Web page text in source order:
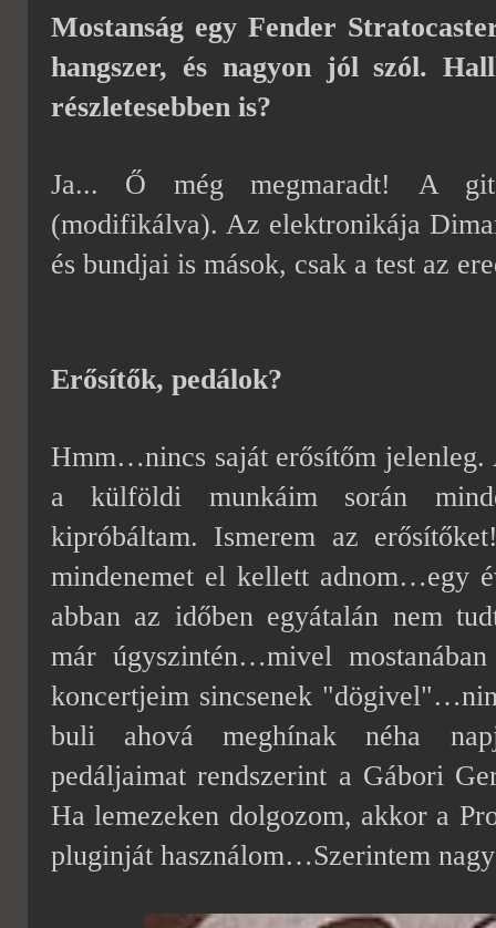
Mostanság egy Fender
hangszer, és nagyon jól szól.
részletesebben is?
Ja... Ő még megmaradt! A
(modifikálva). Az elektronikája
és bundjai is mások, csak a test az
Erősítők, pedálok?
Hmm…nincs saját erősítőm
a külföldi munkáim során
kipróbáltam. Ismerem az
mindenemet el kellett adnom…egy
abban az időben egyátalán nem
már úgyszintén…mivel
koncertjeim sincsenek
buli ahová meghínak néha
pedáljaimat rendszerint a Gábori
Ha lemezeken dolgozom, akkor a
pluginját használom…Szerintem